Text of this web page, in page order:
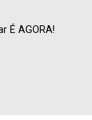
É AGORA!